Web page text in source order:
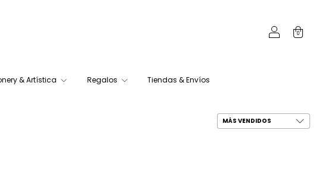
0
& Artística Regalos Tiendas & Envíos